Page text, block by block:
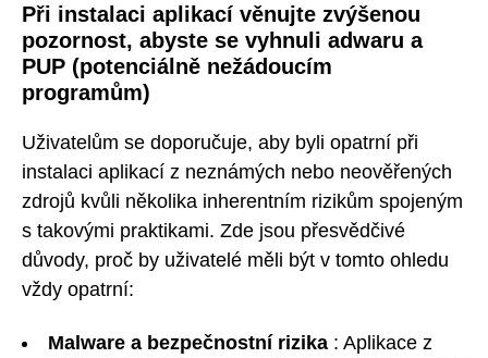
Při instalaci aplikací věnujte zvýšenou
pozornost, abyste se vyhnuli adwaru a
PUP (potenciálně nežádoucím
programům)
Uživatelům se doporučuje, aby byli opatrní při
instalaci aplikací z neznámých nebo neověřených
zdrojů kvůli několika inherentním rizikům spojeným
s takovými praktikami. Zde jsou přesvědčivé
důvody, proč by uživatelé měli být v tomto ohledu
vždy opatrní:
Malware a bezpečnostní rizika : Aplikace z